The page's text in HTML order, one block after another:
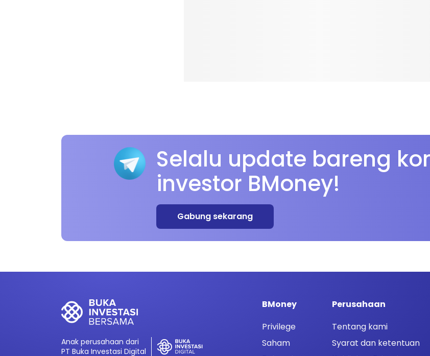
Selalu update bareng
investor BMoney!
Gabung sekarang
Anak perusahaan dari
PT Buka Investasi Digital
BMoney
Privilege
Saham
Perusahaan
Tentang kami
Syarat dan ketentuan